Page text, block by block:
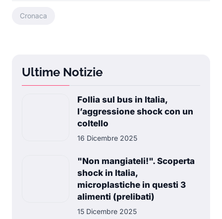
Cronaca
Ultime Notizie
Follia sul bus in Italia,
l’aggressione shock con un
coltello
16 Dicembre 2025
"Non mangiateli!". Scoperta
shock in Italia,
microplastiche in questi 3
alimenti (prelibati)
15 Dicembre 2025